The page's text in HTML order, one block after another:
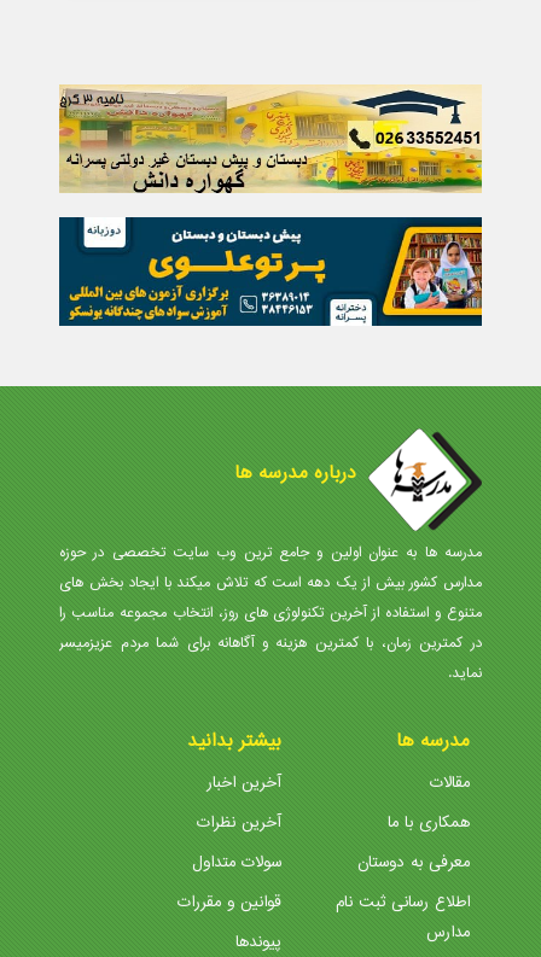
درباره مدرسه ها
مدرسه ها به عنوان اولین و جامع ترین وب سایت تخصصی در حوزه
مدارس کشور بیش از یک دهه است که تلاش میکند با ایجاد بخش های
متنوع و استفاده از آخرین تکنولوژی های روز، انتخاب مجموعه مناسب را
در کمترین زمان، با کمترین هزینه و آگاهانه برای شما مردم عزیزمیسر
نماید.
مدرسه ها
مقالات
همکاری با ما
معرفی به دوستان
اطلاع رسانی ثبت نام
مدارس
بیشتر بدانید
آخرین اخبار
آخرین نظرات
سولات متداول
قوانین و مقررات
پیوندها